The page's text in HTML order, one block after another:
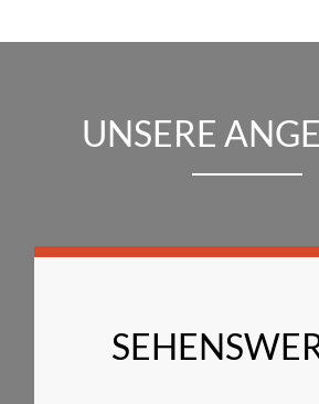
UNSERE